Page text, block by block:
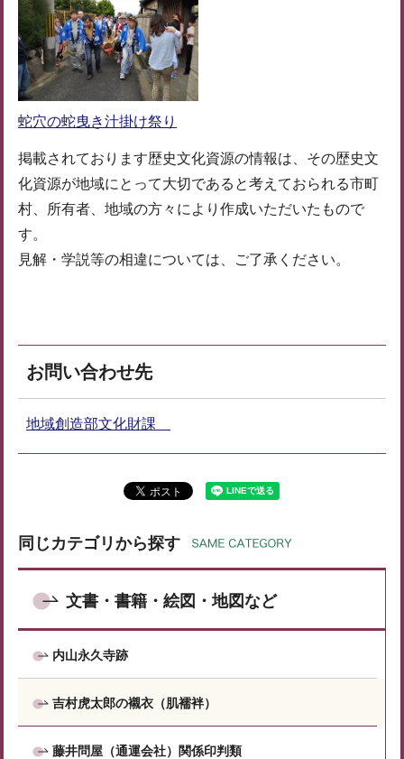
蛇穴の蛇曳き汁掛け祭り
掲載されております歴史文化資源の情報は、その歴史文
化資源が地域にとって大切であると考えておられる市町
村、所有者、地域の方々により作成いただいたもので
す。
見解・学説等の相違については、ご了承ください。
お問い合わせ先
地域創造部文化財課
同じカテゴリから探す
文書・書籍・絵図・地図など
内山永久寺跡
吉村虎太郎の襯衣（肌襦袢）
藤井問屋（通運会社）関係印判類